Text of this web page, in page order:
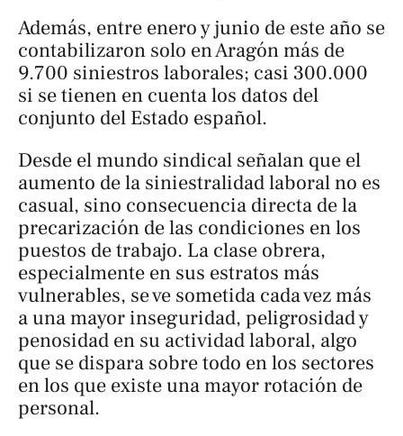
Además, entre enero y junio de este año se
contabilizaron solo en Aragón más de
9.700 siniestros laborales; casi 300.000
si se tienen en cuenta los datos del
conjunto del Estado español.
Desde el mundo sindical señalan que el
aumento de la siniestralidad laboral no es
casual, sino consecuencia directa de la
precarización de las condiciones en los
puestos de trabajo. La clase obrera,
especialmente en sus estratos más
vulnerables, se ve sometida cada vez más
a una mayor inseguridad, peligrosidad y
penosidad en su actividad laboral, algo
que se dispara sobre todo en los sectores
en los que existe una mayor rotación de
personal.